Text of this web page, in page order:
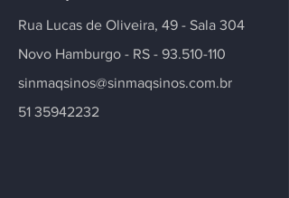
Rua Lucas de Oliveira, 49 - Sala 304
Novo Hamburgo - RS - 93.510-110
sinmaqsinos@sinmaqsinos.com.br
51 35942232